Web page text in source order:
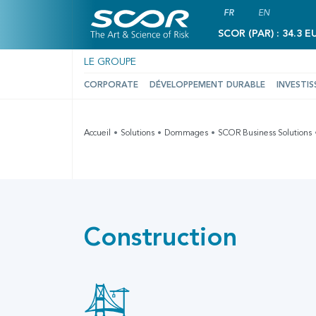
FR EN
SCOR (PAR) : 34.3
LE GROUPE
CORPORATE DÉVELOPPEMENT DURABLE
Accueil Solutions Dommages SCOR Business Solutions
Construction